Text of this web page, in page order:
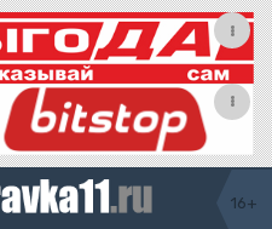
16+